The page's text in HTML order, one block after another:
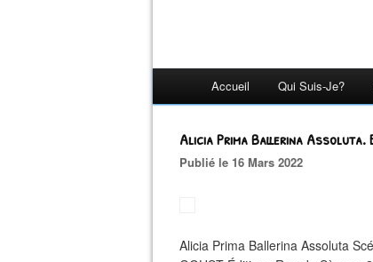
Accueil Qui Suis-Je?
Alicia Prima Ballerina Assoluta.
Publié le 16 Mars 2022
Alicia Prima Ballerina Assoluta